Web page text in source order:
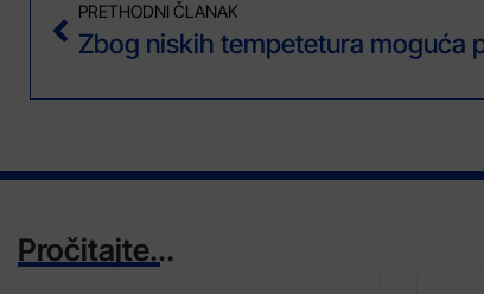
PRETHODNI ČLANAK
Pročitajte...